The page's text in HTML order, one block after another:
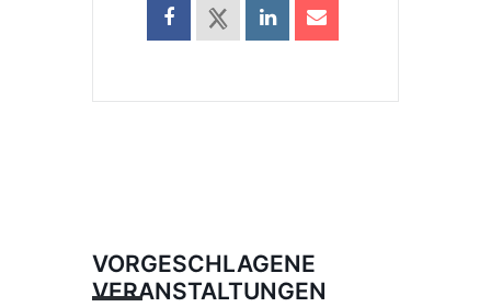
VORGESCHLAGENE
VERANSTALTUNGEN